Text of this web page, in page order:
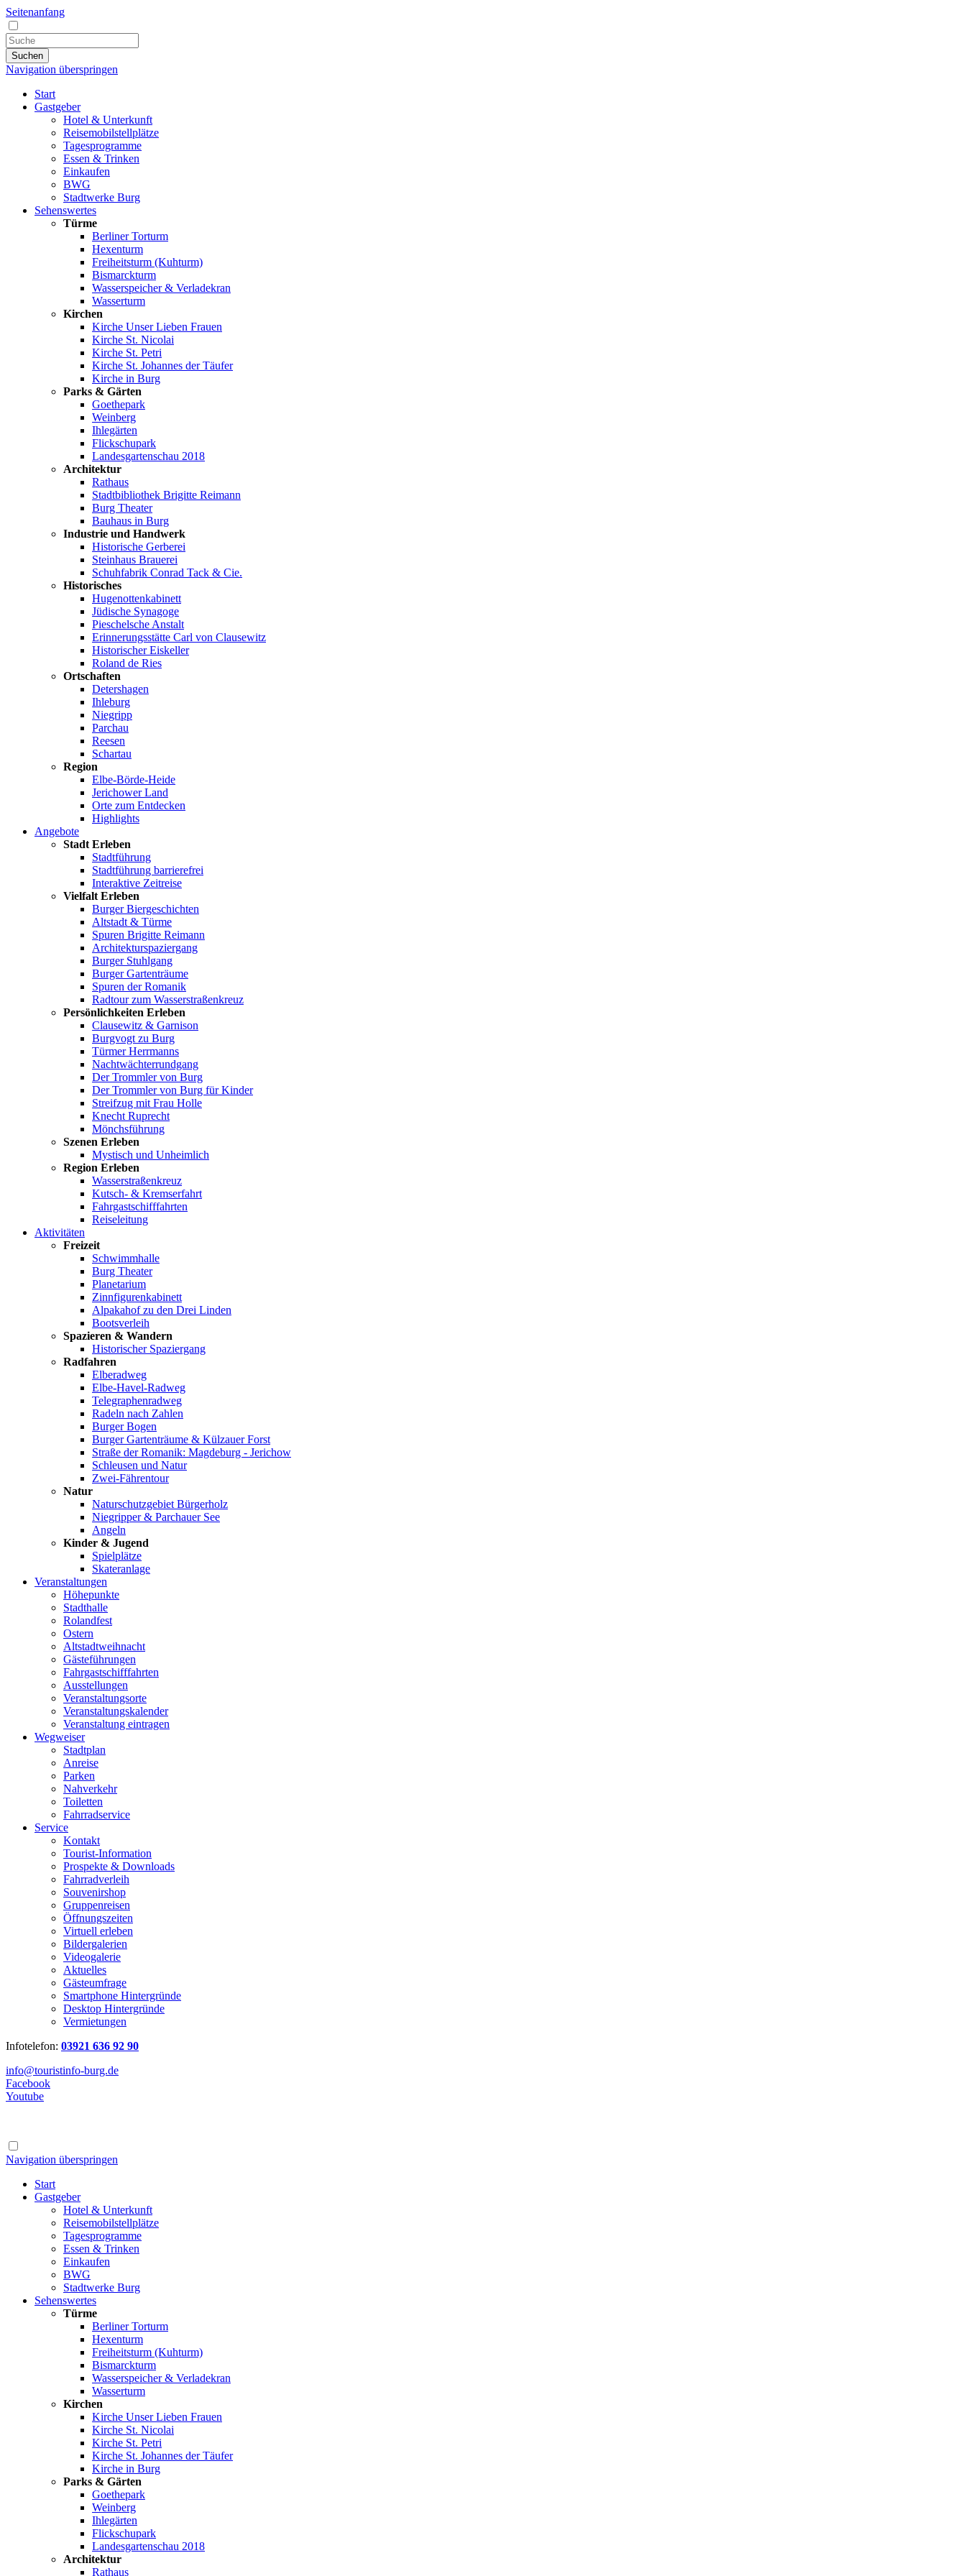
Seitenanfang
Suchen
Navigation überspringen
Start
Gastgeber
Hotel & Unterkunft
Reisemobilstellplätze
Tagesprogramme
Essen & Trinken
Einkaufen
BWG
Stadtwerke Burg
Sehenswertes
Türme
Berliner Torturm
Hexenturm
Freiheitsturm (Kuhturm)
Bismarckturm
Wasserspeicher & Verladekran
Wasserturm
Kirchen
Kirche Unser Lieben Frauen
Kirche St. Nicolai
Kirche St. Petri
Kirche St. Johannes der Täufer
Kirche in Burg
Parks & Gärten
Goethepark
Weinberg
Ihlegärten
Flickschupark
Landesgartenschau 2018
Architektur
Rathaus
Stadtbibliothek Brigitte Reimann
Burg Theater
Bauhaus in Burg
Industrie und Handwerk
Historische Gerberei
Steinhaus Brauerei
Schuhfabrik Conrad Tack & Cie.
Historisches
Hugenottenkabinett
Jüdische Synagoge
Pieschelsche Anstalt
Erinnerungsstätte Carl von Clausewitz
Historischer Eiskeller
Roland de Ries
Ortschaften
Detershagen
Ihleburg
Niegripp
Parchau
Reesen
Schartau
Region
Elbe-Börde-Heide
Jerichower Land
Orte zum Entdecken
Highlights
Angebote
Stadt Erleben
Stadtführung
Stadtführung barrierefrei
Interaktive Zeitreise
Vielfalt Erleben
Burger Biergeschichten
Altstadt & Türme
Spuren Brigitte Reimann
Architekturspaziergang
Burger Stuhlgang
Burger Gartenträume
Spuren der Romanik
Radtour zum Wasserstraßenkreuz
Persönlichkeiten Erleben
Clausewitz & Garnison
Burgvogt zu Burg
Türmer Herrmanns
Nachtwächterrundgang
Der Trommler von Burg
Der Trommler von Burg für Kinder
Streifzug mit Frau Holle
Knecht Ruprecht
Mönchsführung
Szenen Erleben
Mystisch und Unheimlich
Region Erleben
Wasserstraßenkreuz
Kutsch- & Kremserfahrt
Fahrgastschifffahrten
Reiseleitung
Aktivitäten
Freizeit
Schwimmhalle
Burg Theater
Planetarium
Zinnfigurenkabinett
Alpakahof zu den Drei Linden
Bootsverleih
Spazieren & Wandern
Historischer Spaziergang
Radfahren
Elberadweg
Elbe-Havel-Radweg
Telegraphenradweg
Radeln nach Zahlen
Burger Bogen
Burger Gartenträume & Külzauer Forst
Straße der Romanik: Magdeburg - Jerichow
Schleusen und Natur
Zwei-Fährentour
Natur
Naturschutzgebiet Bürgerholz
Niegripper & Parchauer See
Angeln
Kinder & Jugend
Spielplätze
Skateranlage
Veranstaltungen
Höhepunkte
Stadthalle
Rolandfest
Ostern
Altstadtweihnacht
Gästeführungen
Fahrgastschifffahrten
Ausstellungen
Veranstaltungsorte
Veranstaltungskalender
Veranstaltung eintragen
Wegweiser
Stadtplan
Anreise
Parken
Nahverkehr
Toiletten
Fahrradservice
Service
Kontakt
Tourist-Information
Prospekte & Downloads
Fahrradverleih
Souvenirshop
Gruppenreisen
Öffnungszeiten
Virtuell erleben
Bildergalerien
Videogalerie
Aktuelles
Gästeumfrage
Smartphone Hintergründe
Desktop Hintergründe
Vermietungen
Infotelefon: 03921 636 92 90
info@touristinfo-burg.de
Facebook
Youtube
Navigation überspringen
Start
Gastgeber
Hotel & Unterkunft
Reisemobilstellplätze
Tagesprogramme
Essen & Trinken
Einkaufen
BWG
Stadtwerke Burg
Sehenswertes
Türme
Berliner Torturm
Hexenturm
Freiheitsturm (Kuhturm)
Bismarckturm
Wasserspeicher & Verladekran
Wasserturm
Kirchen
Kirche Unser Lieben Frauen
Kirche St. Nicolai
Kirche St. Petri
Kirche St. Johannes der Täufer
Kirche in Burg
Parks & Gärten
Goethepark
Weinberg
Ihlegärten
Flickschupark
Landesgartenschau 2018
Architektur
Rathaus